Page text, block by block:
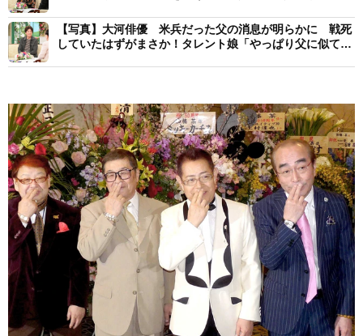
【写真】大河俳優 米兵だった父の消息が明らかに 戦死
していたはずがまさか！タレント娘「やっぱり父に似てい